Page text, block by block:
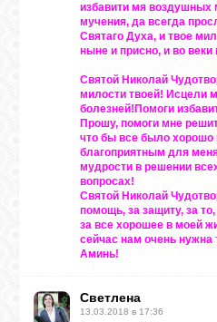
избавити мя воздушных
мучения, да всегда
Святаго Духа, и твое
ныне и присно, и во
Святой Николай
милости твоей! Исцели
болезней!Помоги
Прошу, помоги мне
что бы все было
благоприятным для
мудрости в решении
вопросах!
Святой Николай
помощь, за защиту, за
за все хорошее в моей
сейчас нам очень
Аминь!
Светлена
13.03.2018 в 17:36